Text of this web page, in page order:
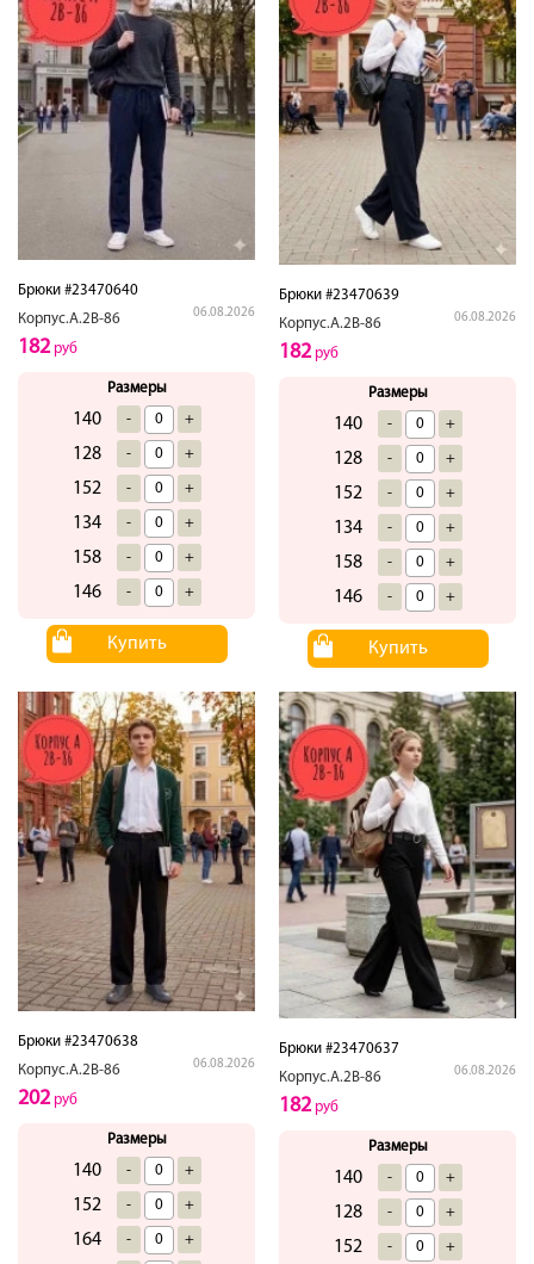
Брюки #23470640
Корпус.А.2В-86
06.08.2026
182руб
Размеры
140 - +
128 - +
152 - +
134 - +
158 - +
146 - +
Купить
Брюки #23470639
Корпус.А.2В-86
06.08.2026
182руб
Размеры
140 - +
128 - +
152 - +
134 - +
158 - +
146 - +
Купить
Брюки #23470638
Корпус.А.2В-86
06.08.2026
202руб
Размеры
140 - +
152 - +
164 - +
Брюки #23470637
Корпус.А.2В-86
06.08.2026
182руб
Размеры
140 - +
128 - +
152 - +